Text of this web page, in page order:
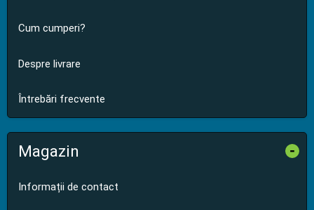
Cum cumperi?
Despre livrare
Întrebări frecvente
Magazin -
Informații de contact